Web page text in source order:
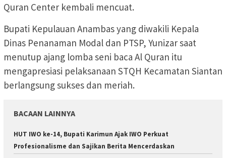
Quran Center kembali mencuat.
Bupati Kepulauan Anambas yang diwakili Kepala
Dinas Penanaman Modal dan PTSP, Yunizar saat
menutup ajang lomba seni baca Al Quran itu
mengapresiasi pelaksanaan STQH Kecamatan Siantan
berlangsung sukses dan meriah.
BACAAN LAINNYA
HUT IWO ke-14, Bupati Karimun Ajak IWO Perkuat
Profesionalisme dan Sajikan Berita Mencerdaskan